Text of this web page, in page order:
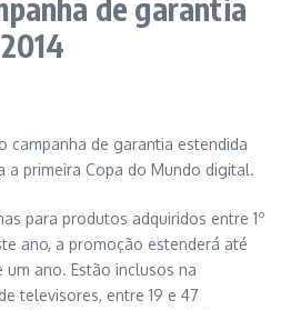
de garantia
campanha de garantia estendida
a primeira Copa do Mundo digital.
para produtos adquiridos entre 1º
ano, a promoção estenderá até
um ano. Estão inclusos na
televisores, entre 19 e 47